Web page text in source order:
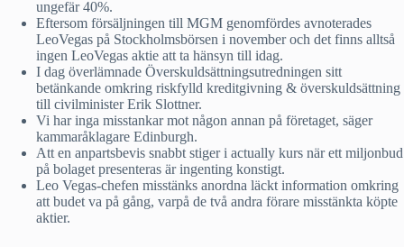
ungefär 40%.
Eftersom försäljningen till MGM genomfördes avnoterades
LeoVegas på Stockholmsbörsen i november och det finns alltså
ingen LeoVegas aktie att ta hänsyn till idag.
I dag överlämnade Överskuldsättningsutredningen sitt
betänkande omkring riskfylld kreditgivning & överskuldsättning
till civilminister Erik Slottner.
Vi har inga misstankar mot någon annan på företaget, säger
kammaråklagare Edinburgh.
Att en anpartsbevis snabbt stiger i actually kurs när ett miljonbud
på bolaget presenteras är ingenting konstigt.
Leo Vegas-chefen misstänks anordna läckt information omkring
att budet va på gång, varpå de två andra förare misstänkta köpte
aktier.